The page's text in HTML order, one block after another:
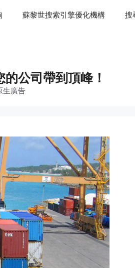
蘇黎世搜索引擎優化機構 搜
公司帶到頂峰！
生廣告